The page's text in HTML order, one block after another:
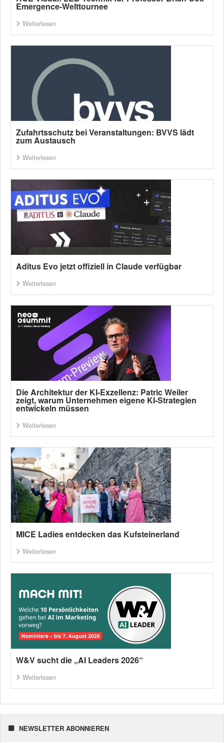
Emergence-Welttournee
Weiterlesen
Zufahrtsschutz bei Veranstaltungen: BVVS lädt
zum Austausch
Weiterlesen
Aditus Evo jetzt offiziell in Claude verfügbar
Weiterlesen
Die Architektur der KI-Exzellenz: Patric Weiler
zeigt, warum Unternehmen eigene KI-Strategien
entwickeln müssen
Weiterlesen
MICE Ladies entdecken das Kufsteinerland
Weiterlesen
W&V sucht die „AI Leaders 2026“
Weiterlesen
NEWSLETTER ABONNIEREN